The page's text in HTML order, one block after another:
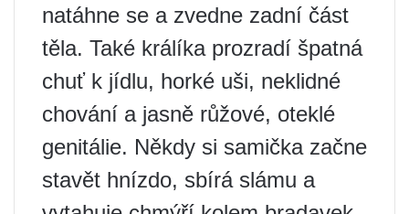
natáhne se a zvedne zadní část
těla. Také králíka prozradí špatná
chuť k jídlu, horké uši, neklidné
chování a jasně růžové, oteklé
genitálie. Někdy si samička začne
stavět hnízdo, sbírá slámu a